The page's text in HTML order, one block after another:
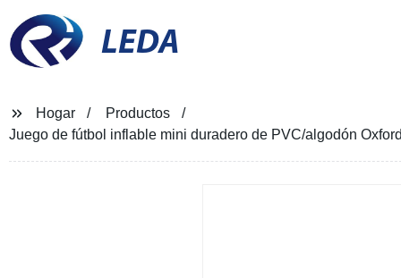
LEDA
Hogar
Productos
Juego de fútbol inflable mini duradero de PVC/algodón